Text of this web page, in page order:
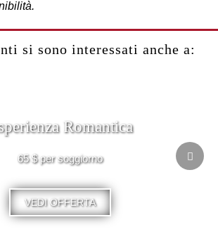
si sono interessati anche a:
Romantica
65 $ per soggiorno
VEDI OFFERTA